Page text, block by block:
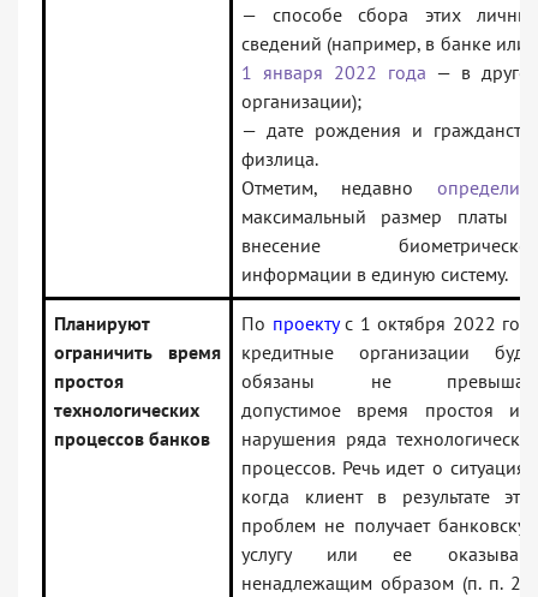
— способе сбора этих
сведений (например, в банке или
1 января 2022 года — в
организации);
— дате рождения и
физлица.
Отметим, недавно
максимальный размер платы
внесение
информации в единую систему.
Планируют
ограничить время
простоя
технологических
процессов банков
По проектус 1 октября 2022
кредитные организации
обязаны не
допустимое время простоя
нарушения ряда
процессов. Речь идет о
когда клиент в результате
проблем не получает
услугу или ее
ненадлежащим образом (п. п. 2